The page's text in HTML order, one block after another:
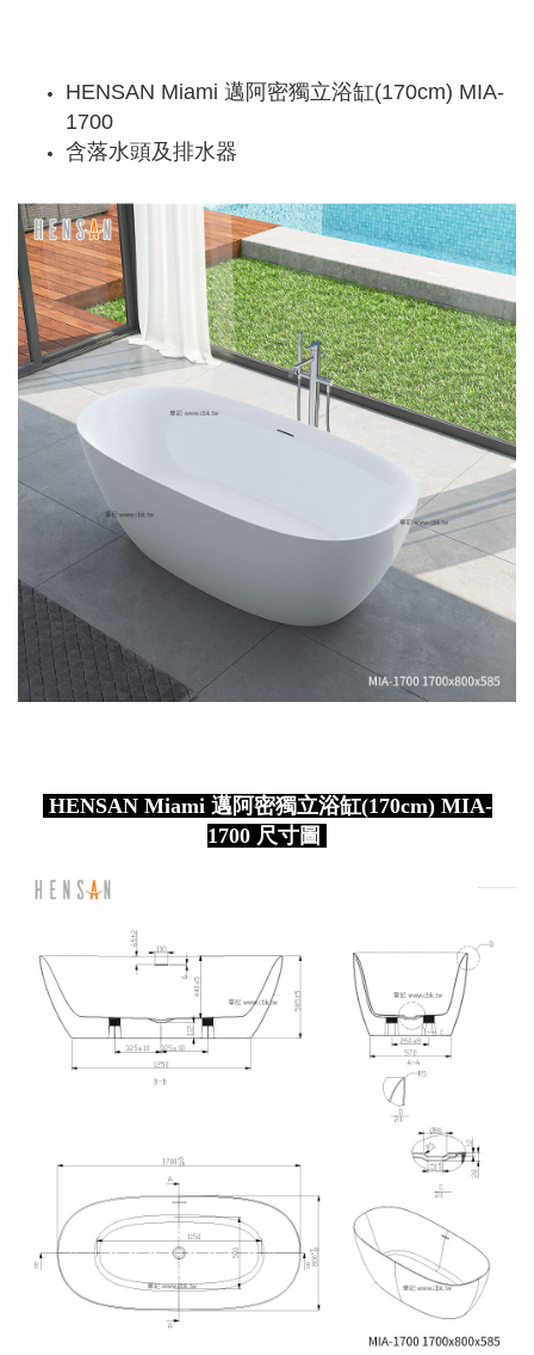
HENSAN Miami 邁阿密獨立浴缸(170cm) MIA-
1700
含落水頭及排水器
HENSAN Miami 邁阿密獨立浴缸(170cm) MIA-
1700 尺寸圖